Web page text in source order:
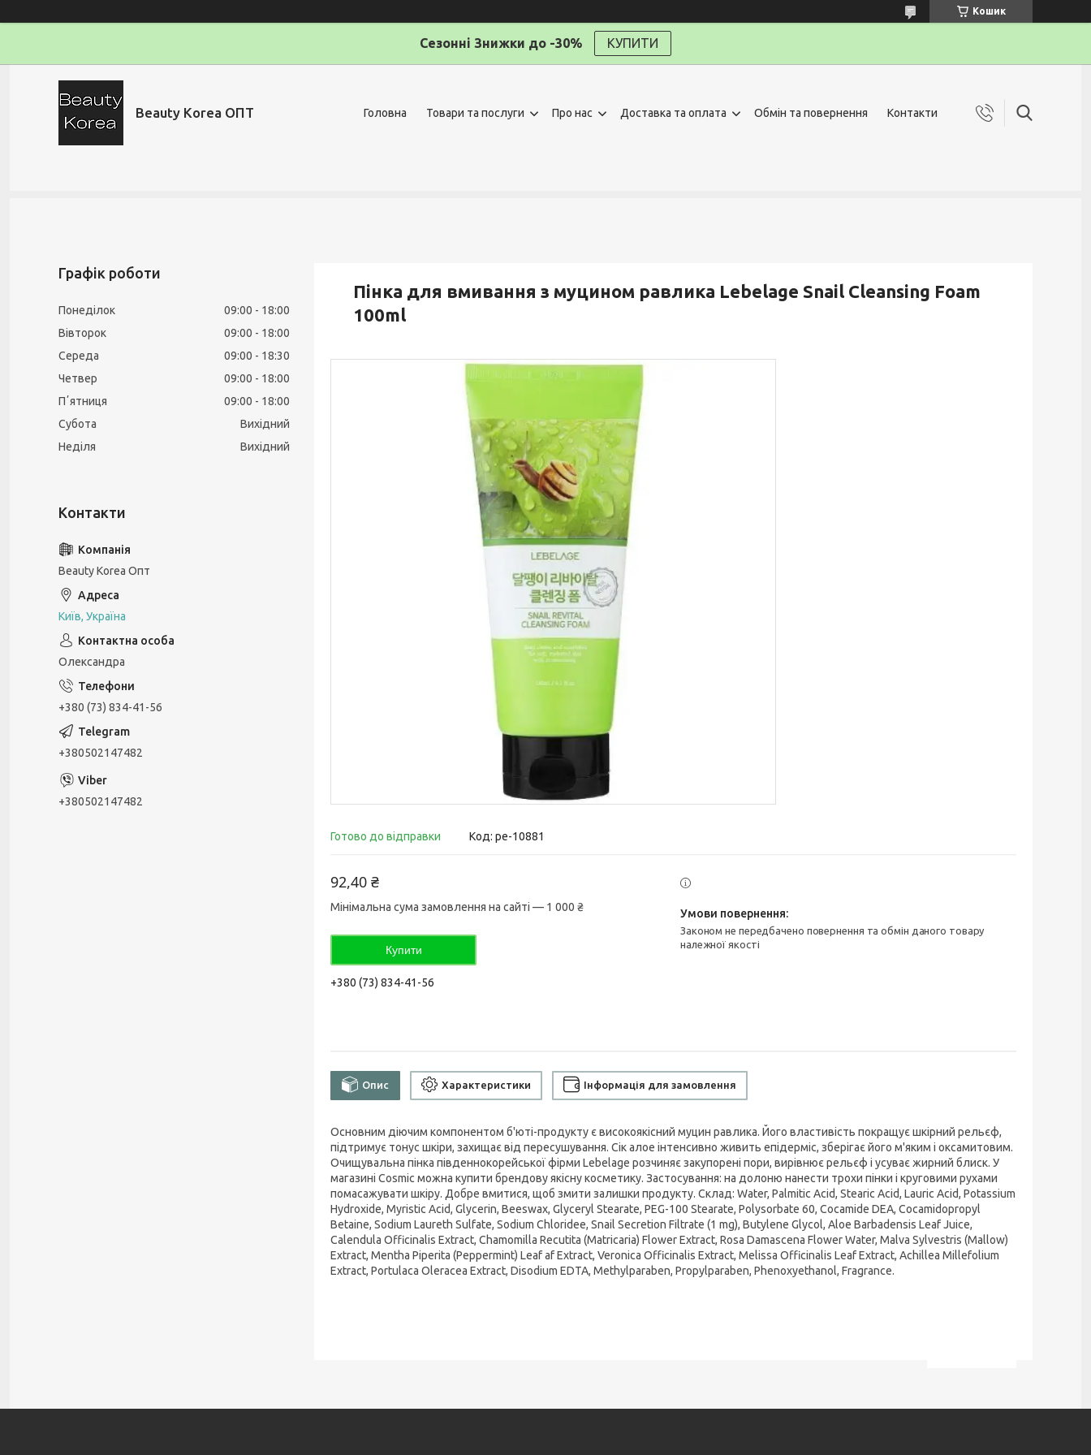
Кошик
Сезонні Знижки до -30% КУПИТИ
Beauty Korea ОПТ Головна Товари та послуги Про нас Доставка та оплата Обмін та повернення Контакти
Пінка для вмивання з муцином равлика Lebelage Snail Cleansing Foam
100ml
Готово до відправки Код: pe-10881
92,40 ₴
Мінімальна сума замовлення на сайті — 1 000 ₴
Купити
+380 (73) 834-41-56
Законом не передбачено повернення та обмін даного товару
належної якості
Опис Характеристики Інформація для замовлення
Основним діючим компонентом б'юті-продукту є високоякісний муцин равлика. Його властивість покращує шкірний рельєф,
підтримує тонус шкіри, захищає від пересушування. Сік алое інтенсивно живить епідерміс, зберігає його м'яким і оксамитовим.
Очищувальна пінка південнокорейської фірми Lebelage розчиняє закупорені пори, вирівнює рельєф і усуває жирний блиск. У
магазині Cosmic можна купити брендову якісну косметику. Застосування: на долоню нанести трохи пінки і круговими рухами
помасажувати шкіру. Добре вмитися, щоб змити залишки продукту. Склад: Water, Palmitic Acid, Stearic Acid, Lauric Acid, Potassium
Hydroxide, Myristic Acid, Glycerin, Beeswax, Glyceryl Stearate, PEG-100 Stearate, Polysorbate 60, Cocamide DEA, Cocamidopropyl
Betaine, Sodium Laureth Sulfate, Sodium Chloridee, Snail Secretion Filtrate (1 mg), Butylene Glycol, Aloe Barbadensis Leaf Juice,
Calendula Officinalis Extract, Chamomilla Recutita (Matricaria) Flower Extract, Rosa Damascena Flower Water, Malva Sylvestris (Mallow)
Extract, Mentha Piperita (Peppermint) Leaf af Extract, Veronica Officinalis Extract, Melissa Officinalis Leaf Extract, Achillea Millefolium
Extract, Portulaca Oleracea Extract, Disodium EDTA, Methylparaben, Propylparaben, Phenoxyethanol, Fragrance.
Графік роботи
Понеділок 09:00
18:00
Вівторок
09:00
18:00
Середа
09:00
18:30
Четвер
09:00
18:00
Пʼятниця
09:00
18:00
Субота
Вихідний
Неділя
Вихідний
Beauty Korea Опт
Київ, Україна
Олександра
+380 (73) 834-41-56
+380502147482
+380502147482